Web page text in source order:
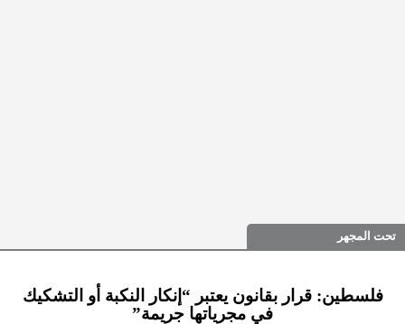
تحت المجهر
فلسطين: قرار بقانون يعتبر “إنكار النكبة أو التشكيك
في مجرياتها جريمة”